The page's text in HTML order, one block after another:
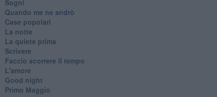
Sogni
Quando me ne andrò
Case popolari
La notte
La quiete prima
Scrivere
Faccio scorrere il tempo
L'amore
Good night
Primo Maggio